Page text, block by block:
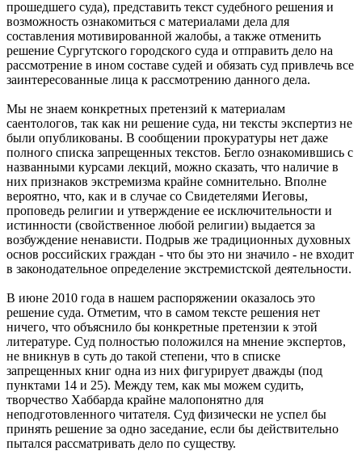
прошедшего суда), представить текст судебного решения и
возможность ознакомиться с материалами дела для
составления мотивированной жалобы, а также отменить
решение Сургутского городского суда и отправить дело на
рассмотрение в ином составе судей и обязать суд привлечь все
заинтересованные лица к рассмотрению данного дела.
Мы не знаем конкретных претензий к материалам
саентологов, так как ни решение суда, ни тексты экспертиз не
были опубликованы. В сообщении прокуратуры нет даже
полного списка запрещенных текстов. Бегло ознакомившись с
названными курсами лекций, можно сказать, что наличие в
них признаков экстремизма крайне сомнительно. Вполне
вероятно, что, как и в случае со Свидетелями Иеговы,
проповедь религии и утверждение ее исключительности и
истинности (свойственное любой религии) выдается за
возбуждение ненависти. Подрыв же традиционных духовных
основ российских граждан - что бы это ни значило - не входит
в законодательное определение экстремистской деятельности.
В июне 2010 года в нашем распоряжении оказалось это
решение суда. Отметим, что в самом тексте решения нет
ничего, что объяснило бы конкретные претензии к этой
литературе. Суд полностью положился на мнение экспертов,
не вникнув в суть до такой степени, что в списке
запрещенных книг одна из них фигурирует дважды (под
пунктами 14 и 25). Между тем, как мы можем судить,
творчество Хаббарда крайне малопонятно для
неподготовленного читателя. Суд физически не успел бы
принять решение за одно заседание, если бы действительно
пытался рассматривать дело по существу.